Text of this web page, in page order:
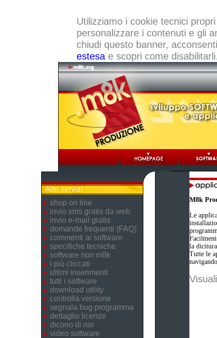
Utilizziamo i cookie tecnici
personalizzare i contenuti e gli
chiudi questo banner,
estesae scopri come
Altri servizi
shop on line
invio sms gratis da web
invio e-mail gratis
domande frequenti (FAQ)
commenti ai software
specifiche tecniche
software non m8k
i più cliccati
ultimi inserimenti
tutti i software
download utility
controlla versione
segnala bug programma
dettaglio licenze
dicono di noi
video software
M8k
Le
la
Tutte le